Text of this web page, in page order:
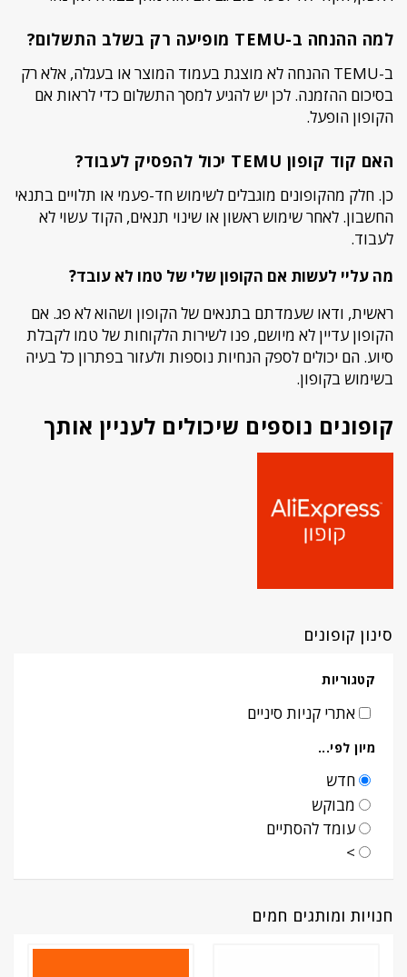
למה ההנחה ב-TEMU מופיעה רק בשלב התשלום?
ב-TEMU ההנחה לא מוצגת בעמוד המוצר או בעגלה, אלא רק
בסיכום ההזמנה. לכן יש להגיע למסך התשלום כדי לראות אם
הקופון הופעל.
האם קוד קופון TEMU יכול להפסיק לעבוד?
כן. חלק מהקופונים מוגבלים לשימוש חד-פעמי או תלויים בתנאי
החשבון. לאחר שימוש ראשון או שינוי תנאים, הקוד עשוי לא
לעבוד.
מה עליי לעשות אם הקופון שלי של טמו לא עובד?
ראשית, ודאו שעמדתם בתנאים של הקופון ושהוא לא פג. אם
הקופון עדיין לא מיושם, פנו לשירות הלקוחות של טמו לקבלת
סיוע. הם יכולים לספק הנחיות נוספות ולעזור בפתרון כל בעיה
בשימוש בקופון.
קופונים נוספים שיכולים לעניין אותך
סינון קופונים
קטגוריות
אתרי קניות סיניים
מיון לפי...
חדש
מבוקש
עומד להסתיים
>
חנויות ומותגים חמים